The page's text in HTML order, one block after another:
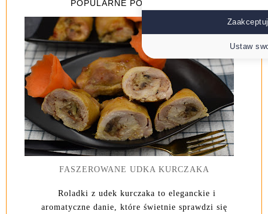
POPULARNE POSTY Z 7 DNI
FASZEROWANE UDKA KURCZAKA
Roladki z udek kurczaka to eleganckie i
aromatyczne danie, które świetnie sprawdzi się
Ustaw